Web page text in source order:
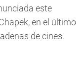
este
en el último
de cines.